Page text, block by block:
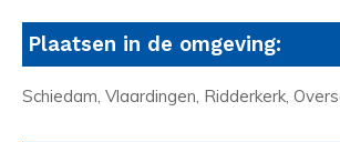
Plaatsen in de omgeving:
Schiedam, Vlaardingen, Ridderkerk,